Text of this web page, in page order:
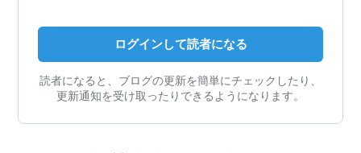
ログインして読者になる
読者になると、ブログの更新を簡単にチェックしたり、
更新通知を受け取ったりできるようになります。